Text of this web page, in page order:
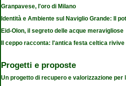
Granpavese, l'oro di Milano
Identità e Ambiente sul Naviglio Grande: Il
Eid-Olon, il segreto delle acque meravigliose
Il ceppo racconta: l'antica festa celtica
Progetti e proposte
Un progetto di recupero e valorizzazione per